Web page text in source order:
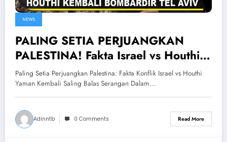
NEWS
PALING SETIA PERJUANGKAN
PALESTINA! Fakta Israel vs Houthi
Yaman Kembali Saling Balas
Serangan
Paling Setia Perjuangkan Palestina: Fakta Konflik Israel vs Houthi
Yaman Kembali Saling Balas Serangan Dalam…
Adinntb 0 Comments Read More